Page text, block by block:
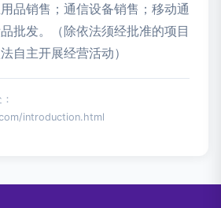
品销售；通信设备销售；移动通
批发。（除依法须经批准的项目
自主开展经营活动）
introduction.html